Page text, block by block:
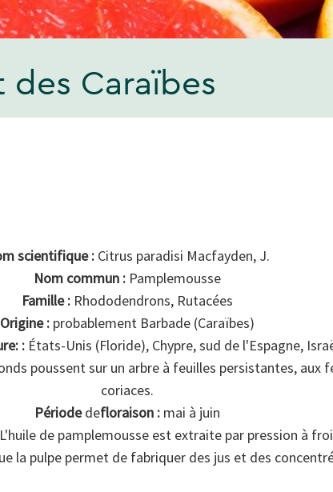
des Caraïbes
scientifique : Citrus paradisi Macfayden, J.
Nom commun : Pamplemousse
Famille : Rhododendrons, Rutacées
Origine : probablement Barbade (Caraïbes)
: États-Unis (Floride), Chypre, sud de l'Espagne,
poussent sur un arbre à feuilles persistantes, aux
coriaces.
Périodedefloraison : mai à juin
de pamplemousse est extraite par pression à
la pulpe permet de fabriquer des jus et des